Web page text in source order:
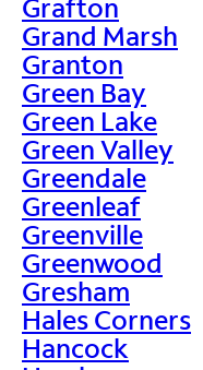
Grafton
Grand Marsh
Granton
Green Bay
Green Lake
Green Valley
Greendale
Greenleaf
Greenville
Greenwood
Gresham
Hales Corners
Hancock